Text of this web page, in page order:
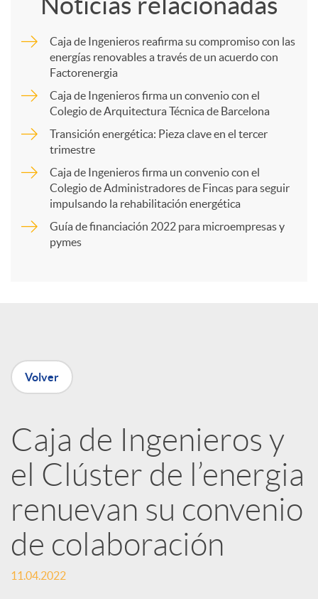
m
r
n
R
e
d
e
Caja de Ingenieros reafirma su compromiso con las
energías renovables a través de un acuerdo con
Factorenergia
Caja de Ingenieros firma un convenio con el
Colegio de Arquitectura Técnica de Barcelona
Transición energética: Pieza clave en el tercer
trimestre
Caja de Ingenieros firma un convenio con el
Colegio de Administradores de Fincas para seguir
impulsando la rehabilitación energética
Guía de financiación 2022 para microempresas y
pymes
Volver
Caja de Ingenieros y
el Clúster de l’energia
renuevan su convenio
de colaboración
11.04.2022